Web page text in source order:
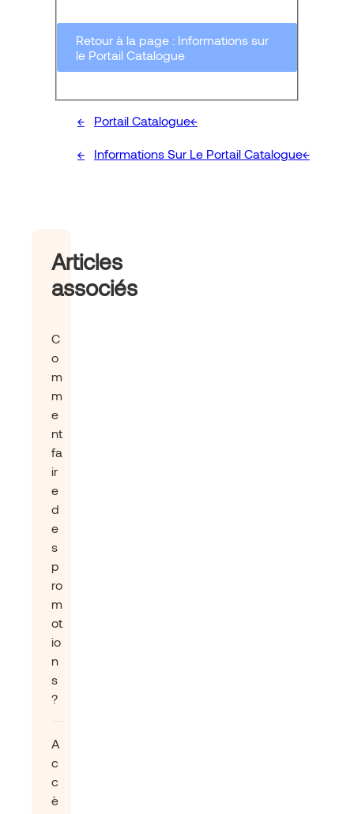
Retour à la page : Informations sur
le Portail Catalogue
Portail Catalogue
Informations Sur Le Portail Catalogue
Articles
associés
C
o
m
m
e
nt
fa
ir
e
d
e
s
p
ro
m
ot
io
n
s
?
A
c
c
è